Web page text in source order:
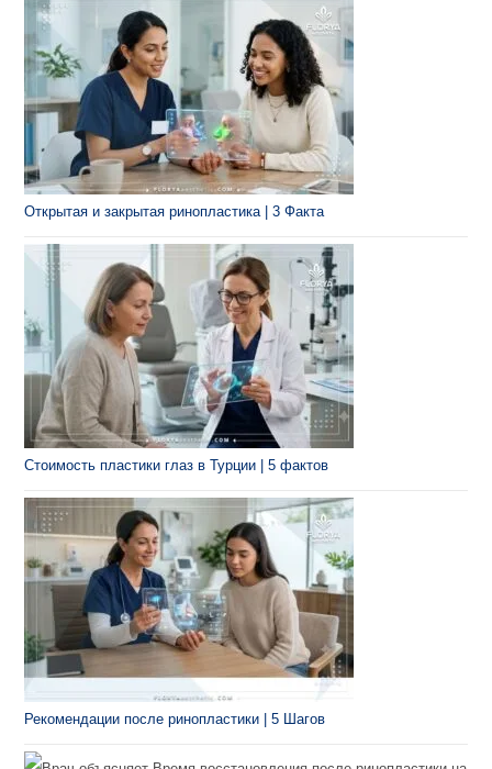
Открытая и закрытая ринопластика | 3 Факта
Стоимость пластики глаз в Турции | 5 фактов
Рекомендации после ринопластики | 5 Шагов